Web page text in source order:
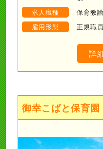
求人職種
保育教
雇用形態
正規職
詳
御幸こばと保育園